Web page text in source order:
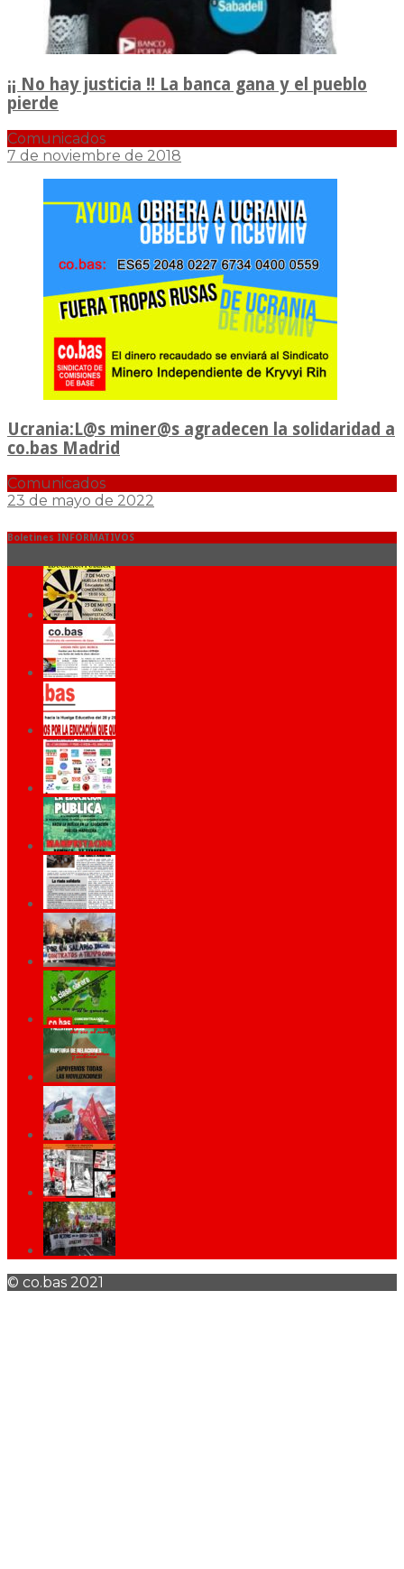
¡¡ No hay justicia !! La banca gana y el pueblo
pierde
Comunicados
7 de noviembre de 2018
Ucrania:L@s miner@s agradecen la solidaridad a
co.bas Madrid
Comunicados
23 de mayo de 2022
Boletines INFORMATIVOS
© co.bas 2021